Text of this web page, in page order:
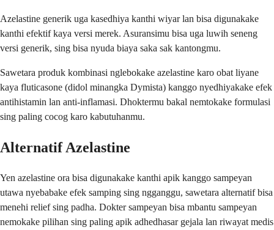
Azelastine generik uga kasedhiya kanthi wiyar lan bisa digunakake
kanthi efektif kaya versi merek. Asuransimu bisa uga luwih seneng
versi generik, sing bisa nyuda biaya saka sak kantongmu.
Sawetara produk kombinasi nglebokake azelastine karo obat liyane
kaya fluticasone (didol minangka Dymista) kanggo nyedhiyakake efek
antihistamin lan anti-inflamasi. Dhoktermu bakal nemtokake formulasi
sing paling cocog karo kabutuhanmu.
Alternatif Azelastine
Yen azelastine ora bisa digunakake kanthi apik kanggo sampeyan
utawa nyebabake efek samping sing ngganggu, sawetara alternatif bisa
menehi relief sing padha. Dokter sampeyan bisa mbantu sampeyan
nemokake pilihan sing paling apik adhedhasar gejala lan riwayat medis